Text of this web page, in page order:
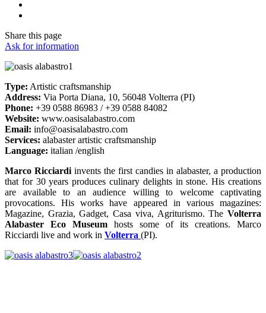
Share this page
Ask for information
Type: Artistic craftsmanship
Address: Via Porta Diana, 10, 56048 Volterra (PI)
Phone: +39 0588 86983 / +39 0588 84082
Website: www.oasisalabastro.com
Email: info@oasisalabastro.com
Services: alabaster artistic craftsmanship
Language: italian /english
Marco Ricciardi invents the first candies in alabaster, a production
that for 30 years produces culinary delights in stone. His creations
are available to an audience willing to welcome captivating
provocations. His works have appeared in various magazines:
Magazine, Grazia, Gadget, Casa viva, Agriturismo. The Volterra
Alabaster Eco Museum hosts some of its creations. Marco
Ricciardi live and work in Volterra (PI).